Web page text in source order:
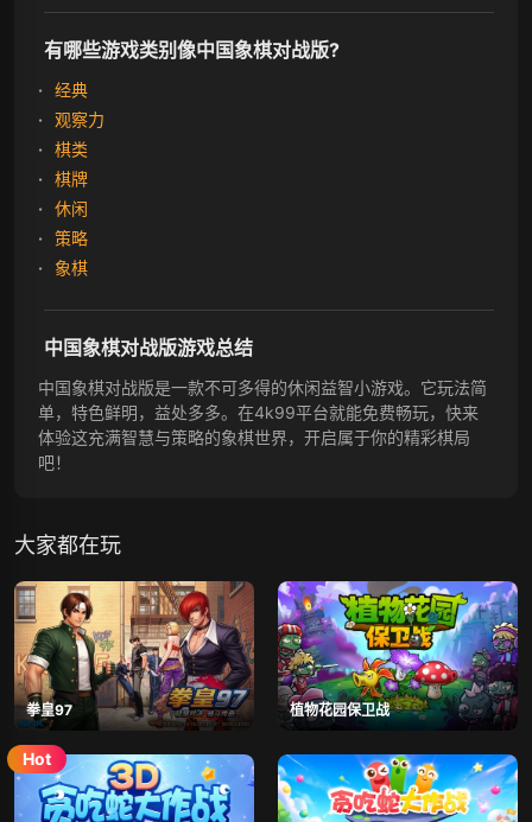
有哪些游戏类别像中国象棋对战版?
经典
观察力
棋类
棋牌
休闲
策略
象棋
中国象棋对战版游戏总结
中国象棋对战版是一款不可多得的休闲益智小游戏。它玩法简
单，特色鲜明，益处多多。在4k99平台就能免费畅玩，快来
体验这充满智慧与策略的象棋世界，开启属于你的精彩棋局
吧！
大家都在玩
拳皇97 植物花园保卫战